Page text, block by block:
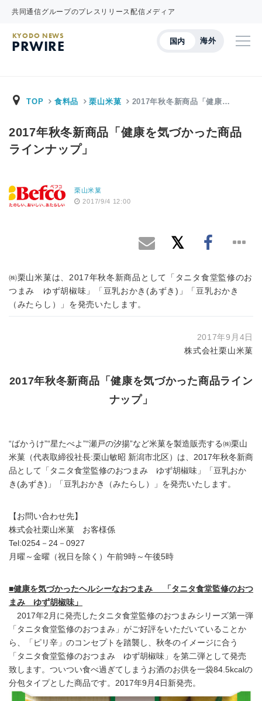
共同通信グループのプレスリリース配信メディア
国内 海外
KYODO NEWS
PRWIRE
TOP 食料品 栗山米菓 2017年秋冬新商品「健康…
2017年秋冬新商品「健康を気づかった商品
ラインナップ」
栗山米菓
2017/9/4 12:00
㈱栗山米菓は、2017年秋冬新商品として「タニタ食堂監修のお
つまみ ゆず胡椒味」「豆乳おかき(あずき)」「豆乳おかき
（みたらし）」を発売いたします。
2017年9月4日
株式会社栗山米菓
2017年秋冬新商品「健康を気づかった商品ライン
ナップ」
“ばかうけ”“星たべよ”“瀬戸の汐揚”など米菓を製造販売する㈱栗山
米菓（代表取締役社長:栗山敏昭 新潟市北区）は、2017年秋冬新商
品として「タニタ食堂監修のおつまみ ゆず胡椒味」「豆乳おか
き(あずき)」「豆乳おかき（みたらし）」を発売いたします。
【お問い合わせ先】
株式会社栗山米菓 お客様係
Tel:0254－24－0927
月曜～金曜（祝日を除く）午前9時～午後5時
■健康を気づかったヘルシーなおつまみ 「タニタ食堂監修のおつ
まみ ゆず胡椒味」
2017年2月に発売したタニタ食堂監修のおつまみシリーズ第一弾
「タニタ食堂監修のおつまみ」がご好評をいただいていることか
ら、「ピリ辛」のコンセプトを踏襲し、秋冬のイメージに合う
「タニタ食堂監修のおつまみ ゆず胡椒味」を第二弾として発売
致します。ついつい食べ過ぎてしまうお酒のお供を一袋84.5kcalの
分包タイプとした商品です。2017年9月4日新発売。